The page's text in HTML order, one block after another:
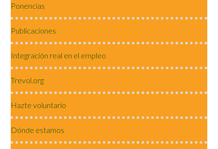
Ponencias
Publicaciones
Integración real en el empleo
Trevol.org
Hazte voluntario
Dónde estamos